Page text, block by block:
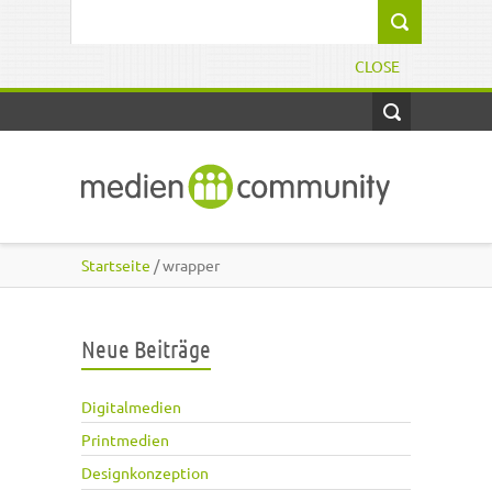
CLOSE
Startseite / wrapper
Neue Beiträge
Digitalmedien
Printmedien
Designkonzeption